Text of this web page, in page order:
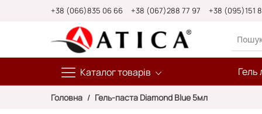
+38 (066)835 06 66 +38 (067)288 77 97 +38 (095)151
Каталог товарів Гель
Головна Гель-паста Diamond Blue 5мл